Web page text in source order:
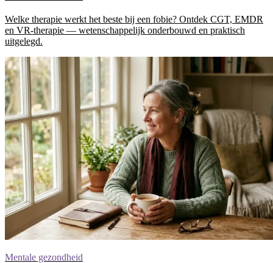
Welke therapie werkt het beste bij een fobie? Ontdek CGT, EMDR
en VR-therapie — wetenschappelijk onderbouwd en praktisch
uitgelegd.
Mentale gezondheid